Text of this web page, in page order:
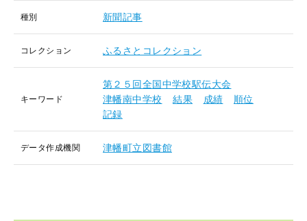
種別 新聞記事
コレクション ふるさとコレクション
キーワード
第２５回全国中学校駅伝大会
津幡南中学校
結果 成績
順位
記録
データ作成機関 津幡町立図書館